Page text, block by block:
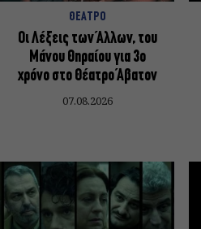
ΘΕΑΤΡΟ
Οι Λέξεις των Άλλων, του
Μάνου Θηραίου για 3ο
χρόνο στο Θέατρο Άβατον
07.08.2026